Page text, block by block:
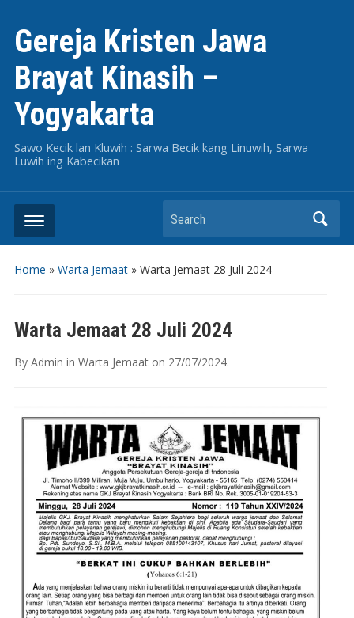
Gereja Kristen Jawa
Brayat Kinasih –
Yogyakarta
Sawo Kecik lan Kluwih : Sarwa Becik kang Linuwih, Sarwa
Luwih ing Kabecikan
Search
Home » Warta Jemaat» Warta Jemaat 28 Juli 2024
Warta Jemaat 28 Juli 2024
By Admin in Warta Jemaaton 27/07/2024.